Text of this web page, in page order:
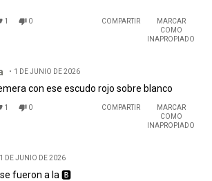
1 0 COMPARTIR
MARCAR
COMO
INAPROPIADO
1 DE JUNIO DE 2026
con ese escudo rojo sobre blanco
1 0 COMPARTIR
MARCAR
COMO
INAPROPIADO
play.
1 DE JUNIO DE 2026
fueron a la 🅱️